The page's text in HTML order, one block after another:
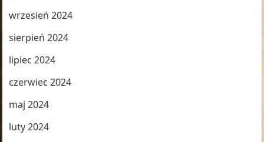
wrzesień 2024
sierpień 2024
lipiec 2024
czerwiec 2024
maj 2024
luty 2024